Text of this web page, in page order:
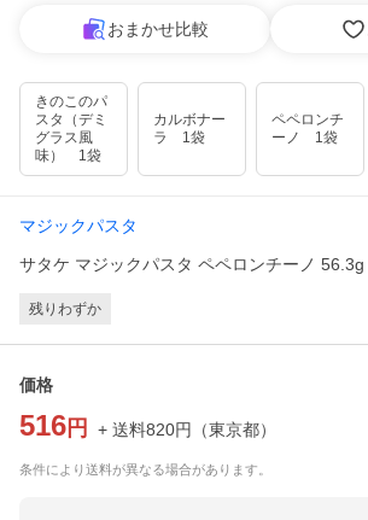
おまかせ比較
きのこのパ
スタ（デミ
グラス風
味） 1袋
カルボナー
ラ 1袋
ペペロンチ
ーノ 1袋
マジックパスタ
サタケ マジックパスタ ペペロンチーノ
残りわずか
価格
516 円 + 送料820円 （東京都）
条件により送料が異なる場合があります。